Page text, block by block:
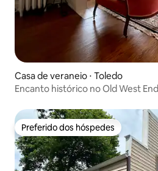
Casa de veraneio ⋅ Toledo
Encanto histórico no Old West
Preferido dos hóspedes
Preferido dos hóspedes